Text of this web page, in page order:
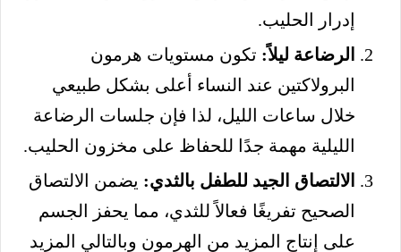
إدرار الحليب.
الرضاعة ليلاً: تكون مستويات هرمون
البرولاكتين عند النساء أعلى بشكل طبيعي
خلال ساعات الليل، لذا فإن جلسات الرضاعة
الليلية مهمة جدًا للحفاظ على مخزون الحليب.
الالتصاق الجيد للطفل بالثدي: يضمن الالتصاق
الصحيح تفريغًا فعالاً للثدي، مما يحفز الجسم
على إنتاج المزيد من الهرمون وبالتالي المزيد